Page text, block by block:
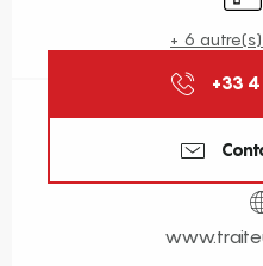
+ 6
+33 4